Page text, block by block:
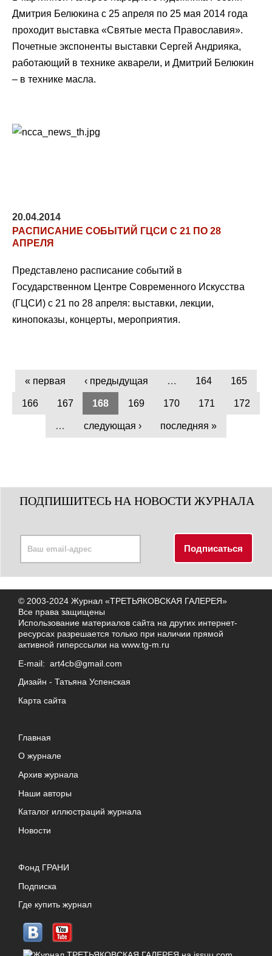
Дмитрия Белюкина с 25 апреля по 25 мая 2014 года
проходит выставка «Святые места Православия».
Почетные экспоненты выставки Сергей Андрияка,
работающий в технике акварели, и Дмитрий Белюкин
– в технике масла.
20.04.2014
РАСПИСАНИЕ СОБЫТИЙ ГЦСИ С 21 ПО 28
АПРЕЛЯ
Представлено расписание событий в
Государственном Центре Современного Искусства
(ГЦСИ) с 21 по 28 апреля: выставки, лекции,
кинопоказы, концерты, мероприятия.
« первая ‹ предыдущая … 164 165
166 167 168 169 170 171 172
… следующая › последняя »
ПОДПИШИТЕСЬ НА НОВОСТИ ЖУРНАЛА
© 2003-2024 Журнал «ТРЕТЬЯКОВСКАЯ ГАЛЕРЕЯ»
Все права защищены
Использование материалов сайта на других интернет-
ресурсах разрешается только при наличии прямой
активной гиперссылки на www.tg-m.ru
E-mail: art4cb@gmail.com
Дизайн - Татьяна Успенская
Карта сайта
Главная
О журнале
Архив журнала
Наши авторы
Каталог иллюстраций журнала
Новости
Фонд ГРАНИ
Подписка
Где купить журнал